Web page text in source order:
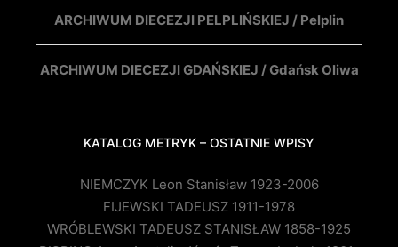
ARCHIWUM DIECEZJI PELPLIŃSKIEJ / Pelplin
ARCHIWUM DIECEZJI GDAŃSKIEJ / Gdańsk Oliwa
KATALOG METRYK – OSTATNIE WPISY
NIEMCZYK Leon Stanisław 1923-2006
FIJEWSKI TADEUSZ 1911-1978
WRÓBLEWSKI TADEUSZ STANISŁAW 1858-1925